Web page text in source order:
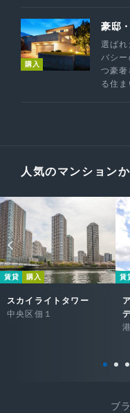
購入
豪邸
選ばれ
バシ
つ豪
る住ま
人気のマンション
賃貸 購入
スカイライトタワー
中央区佃１
賃
ブ